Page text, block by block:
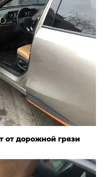
от дорожной грязи